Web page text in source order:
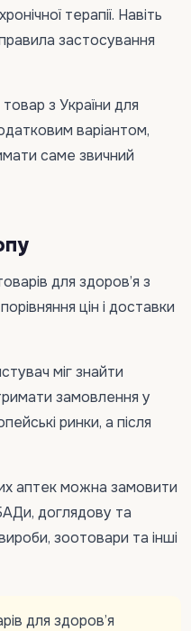
терапії. Навіть
застосування
з України для
варіантом,
саме звичний
для здоров’я з
цін і доставки
міг знайти
замовлення у
ринки, а після
аптек можна замовити
доглядову та
зоотовари та інші
для здоров’я